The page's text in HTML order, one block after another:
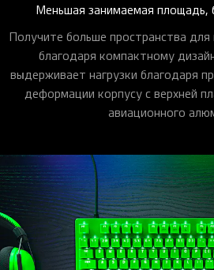
Меньшая занимаемая площадь,
Получите больше пространства
благодаря компактному
выдерживает нагрузки благодаря
деформации корпусу с верхней
авиационного